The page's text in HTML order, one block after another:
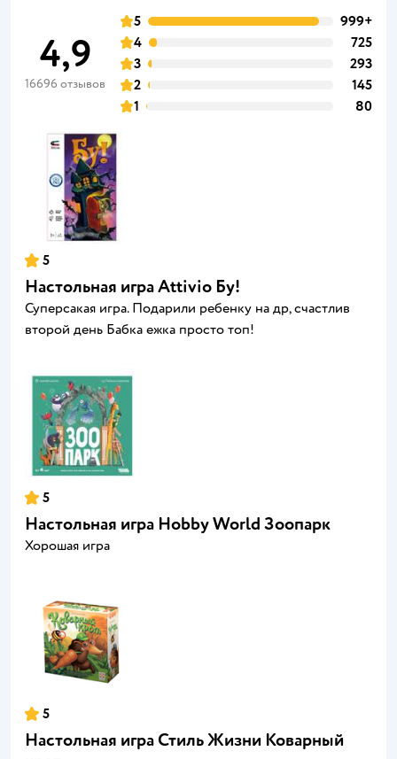
4,9
16696 отзывов
5
999+
4
725
3
293
2
145
1
80
5
Настольная игра Attivio Бу!
Суперсакая игра. Подарили ребенку на др, счастлив
второй день Бабка ежка просто топ!
5
Настольная игра Hobby World Зоопарк
Хорошая игра
5
Настольная игра Стиль Жизни Коварный